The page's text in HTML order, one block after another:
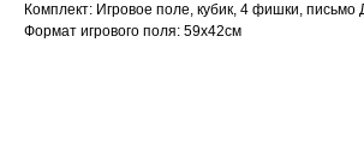
Комплект: Игровое поле, кубик, 4 фишки, письмо
Формат игрового поля: 59х42см